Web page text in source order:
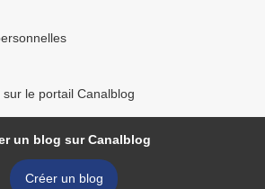
le portail Canalblog
un blog sur Canalblog
Créer un blog